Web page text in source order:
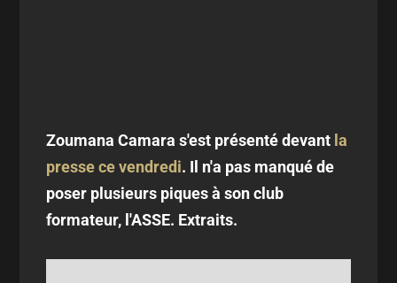
Zoumana Camara s'est présenté devant la
presse ce vendredi. Il n'a pas manqué de
poser plusieurs piques à son club
formateur, l'ASSE. Extraits.